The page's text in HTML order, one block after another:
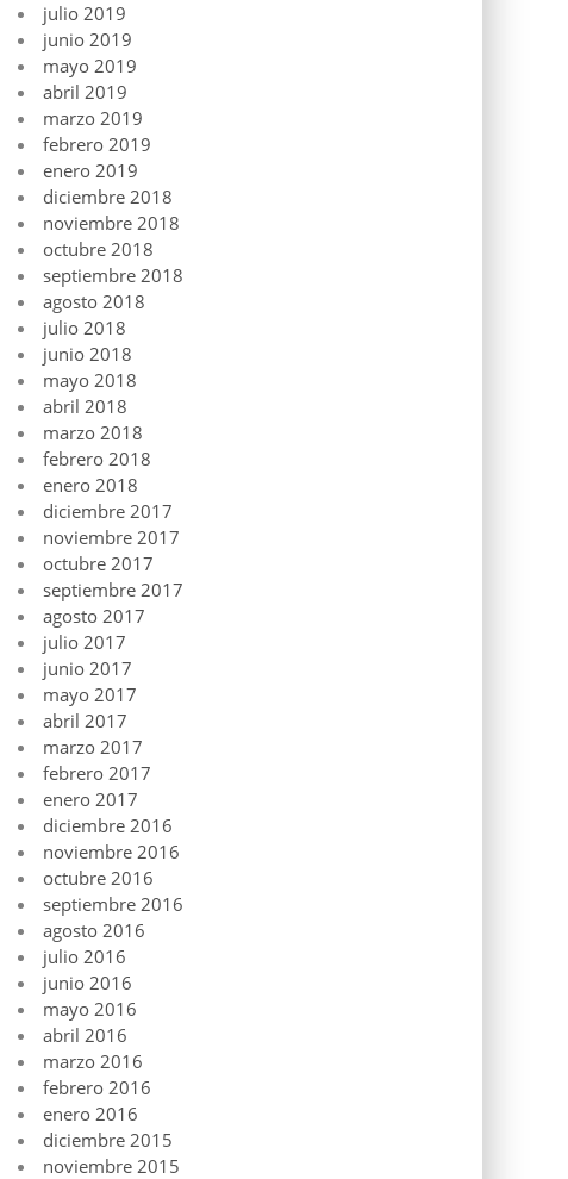
julio 2019
junio 2019
mayo 2019
abril 2019
marzo 2019
febrero 2019
enero 2019
diciembre 2018
noviembre 2018
octubre 2018
septiembre 2018
agosto 2018
julio 2018
junio 2018
mayo 2018
abril 2018
marzo 2018
febrero 2018
enero 2018
diciembre 2017
noviembre 2017
octubre 2017
septiembre 2017
agosto 2017
julio 2017
junio 2017
mayo 2017
abril 2017
marzo 2017
febrero 2017
enero 2017
diciembre 2016
noviembre 2016
octubre 2016
septiembre 2016
agosto 2016
julio 2016
junio 2016
mayo 2016
abril 2016
marzo 2016
febrero 2016
enero 2016
diciembre 2015
noviembre 2015